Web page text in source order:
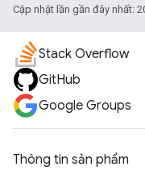
Cập nhật lần gần đây nhất:
Stack Overflow
GitHub
Google Groups
Thông tin sản phẩm